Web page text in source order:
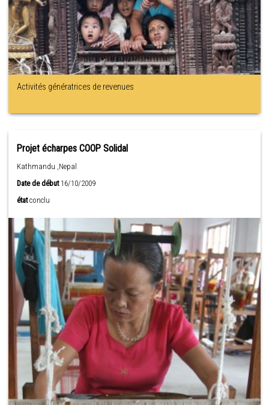
Activités génératrices de revenues
Projet écharpes COOP Solidal
Kathmandu ,Nepal
Date de début16/10/2009
état conclu